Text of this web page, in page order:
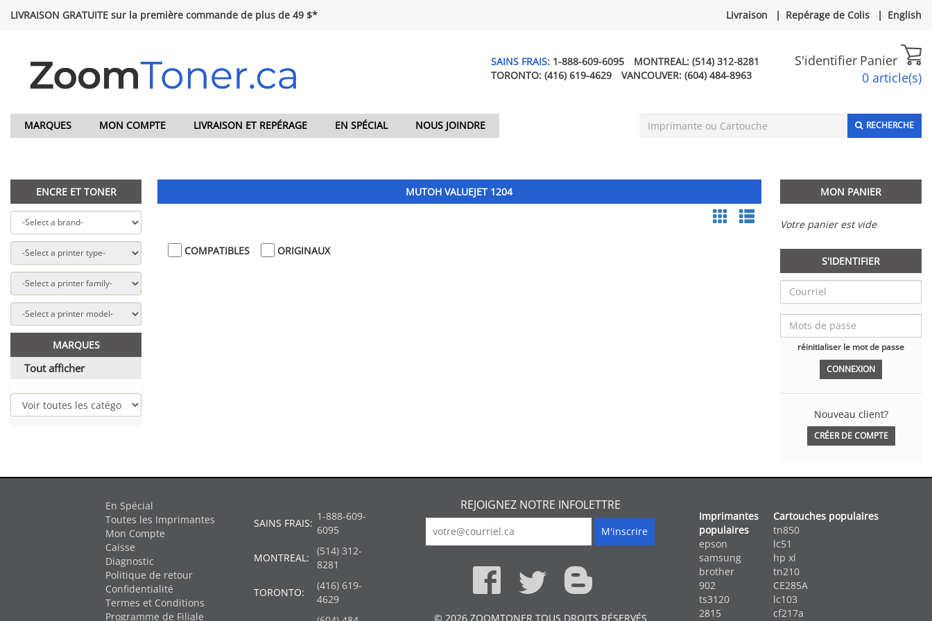
LIVRAISON GRATUITE sur la première commande de plus de 49 $* Livraison | Repérage de Colis | English
SAINS FRAIS: 1-888-609-6095 MONTREAL: (514) 312-8281
TORONTO: (416) 619-4629 VANCOUVER: (604) 484-8963
S'identifier Panier
0 article(s)
MARQUES MON COMPTE LIVRAISON ET REPÉRAGE EN SPÉCIAL NOUS JOINDRE RECHERCHE
ENCRE ET TONER
MARQUES
Tout afficher
MUTOH VALUEJET 1204
COMPATIBLES ORIGINAUX
MON PANIER
Votre panier est vide
S'IDENTIFIER
réinitialiser le mot de passe
Nouveau client?
CRÉER DE COMPTE
En Spécial
Toutes les Imprimantes
Mon Compte
Caisse
Diagnostic
Politique de retour
Confidentialité
Termes et Conditions
Programme de Filiale
SAINS FRAIS:
1-888-609-
6095
MONTREAL:
(514) 312-
8281
TORONTO:
(416) 619-
4629
REJOIGNEZ NOTRE INFOLETTRE
© 2026 ZOOMTONER TOUS DROITS RÉSERVÉS
Imprimantes
populaires
epson
samsung
brother
902
ts3120
2815
Cartouches populaires
tn850
lc51
hp xl
tn210
CE285A
lc103
cf217a